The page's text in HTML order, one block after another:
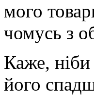
мого
чомусь з
Каже, ніби
його